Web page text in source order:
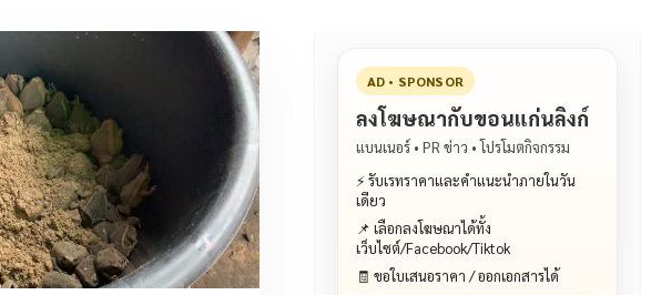
AD • SPONSOR
ลงโฆษณากับขอนแก่นลิงก์
แบนเนอร์ • PR ข่าว • โปรโมตกิจกรรม
⚡ รับเรทราคาและคำแนะนำภายในวัน
เดียว
📌 เลือกลงโฆษณาได้ทั้ง
เว็บไซต์/Facebook/Tiktok
🧾 ขอใบเสนอราคา / ออกเอกสารได้